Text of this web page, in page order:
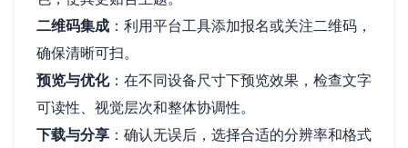
二维码集成 ：利用平台工具添加报名或关注二维码，
确保清晰可扫。
预览与优化：在不同设备尺寸下预览效果，检查文字
可读性、视觉层次和整体协调性。
下载与分享 ：确认无误后，选择合适的分辨率和格式